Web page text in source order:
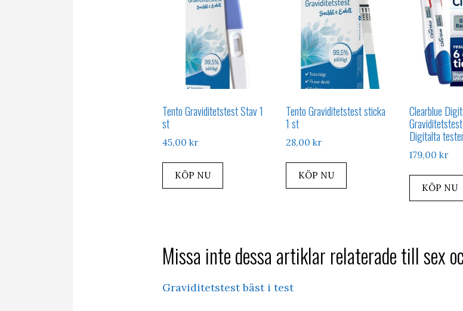
Tento Graviditetstest Stav 1
st
45,00 kr
KÖP NU
Tento Graviditetstest sticka
1 st
28,00 kr
KÖP NU
Clearblue
Digitalta
179,00 kr
KÖP NU
Missa inte dessa artiklar relaterade till sex
Graviditetstest bäst i test